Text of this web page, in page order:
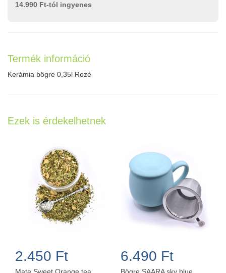
14.990 Ft-tól ingyenes
Termék információ
Kerámia bögre 0,35l Rozé
Ezek is érdekelhetnek
2.450 Ft 6.490 Ft